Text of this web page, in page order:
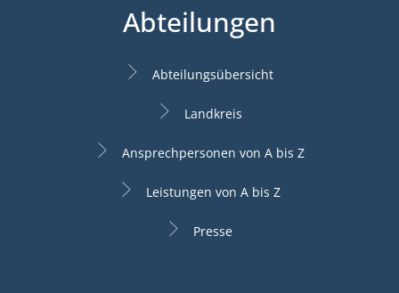
Abteilungen
Abteilungsübersicht
Landkreis
Ansprechpersonen von A bis Z
Leistungen von A bis Z
Presse